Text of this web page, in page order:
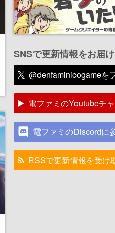
SNSで更新情報をお届け
@denfaminicogameを
電ファミのYoutubeチ
電ファミのDiscordに
RSSで更新情報を受け